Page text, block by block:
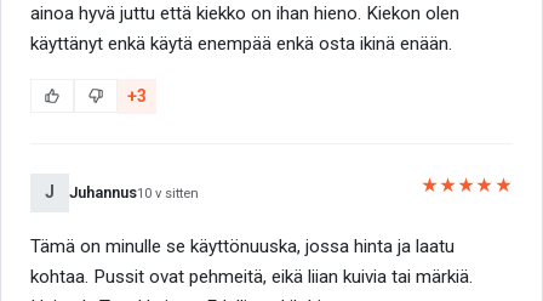
ainoa hyvä juttu että kiekko on ihan hieno. Kiekon olen
käyttänyt enkä käytä enempää enkä osta ikinä enään.
+3
J Juhannus10 v sitten ★★★★★
Tämä on minulle se käyttönuuska, jossa hinta ja laatu
kohtaa. Pussit ovat pehmeitä, eikä liian kuivia tai märkiä.